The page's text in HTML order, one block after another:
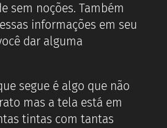
sem noções. Também
informações em seu
dar alguma
segue é algo que não
mas a tela está em
tintas com tantas